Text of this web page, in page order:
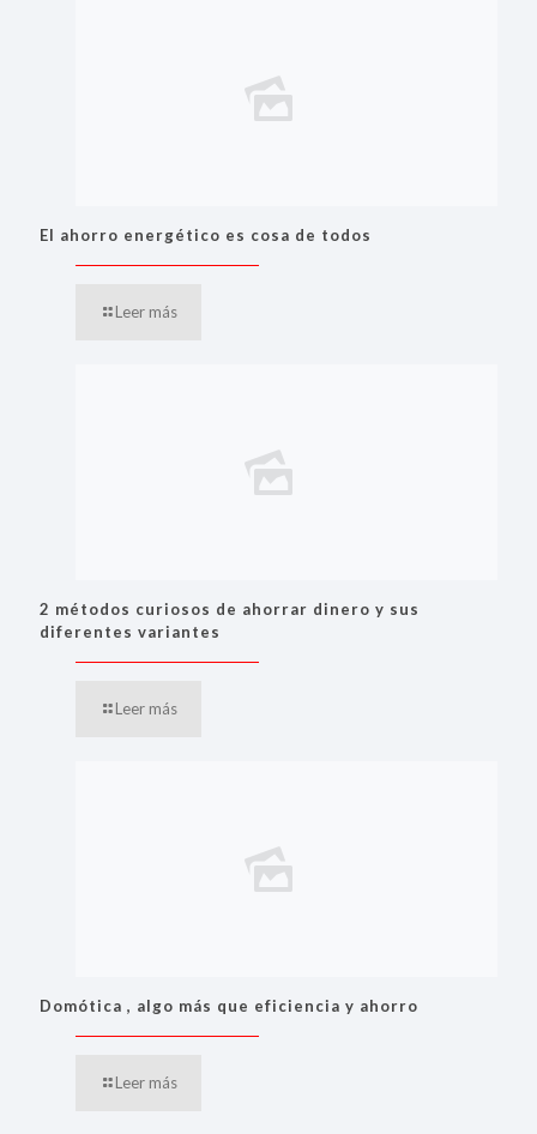
El ahorro energético es cosa de todos
Leer más
2 métodos curiosos de ahorrar dinero y sus
diferentes variantes
Leer más
Domótica , algo más que eficiencia y ahorro
Leer más